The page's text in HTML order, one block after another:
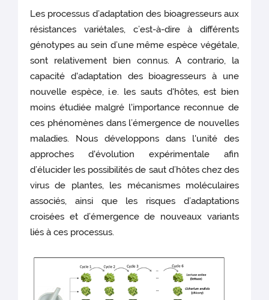
Les processus d’adaptation des bioagresseurs aux
résistances variétales, c’est-à-dire à différents
génotypes au sein d’une même espèce végétale,
sont relativement bien connus. A contrario, la
capacité d'adaptation des bioagresseurs à une
nouvelle espèce, i.e. les sauts d'hôtes, est bien
moins étudiée malgré l'importance reconnue de
ces phénomènes dans l’émergence de nouvelles
maladies. Nous développons dans l'unité des
approches d'évolution expérimentale afin
d’élucider les possibilités de saut d’hôtes chez des
virus de plantes, les mécanismes moléculaires
associés, ainsi que les risques d’adaptations
croisées et d’émergence de nouveaux variants
liés à ces processus.